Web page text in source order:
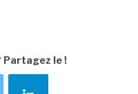
Partagez le !